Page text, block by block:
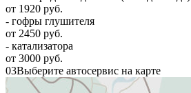
от 1920 руб.
- гофры глушителя
от 2450 руб.
- катализатора
от 3000 руб.
03Выберите автосервис на карте